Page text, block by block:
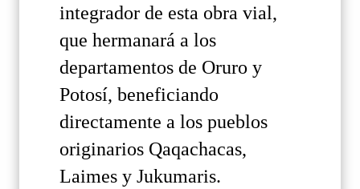
integrador de esta obra vial,
que hermanará a los
departamentos de Oruro y
Potosí, beneficiando
directamente a los pueblos
originarios Qaqachacas,
Laimes y Jukumaris.